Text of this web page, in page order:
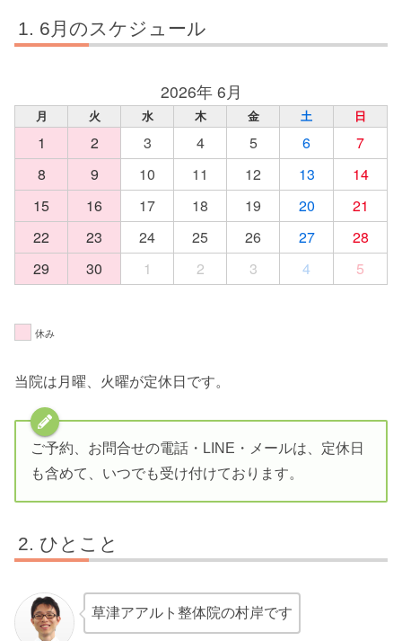
6月のスケジュール
2026年 6月
月 火 水 木 金 土 日
1 2 3 4 5 6
7
8
9 10 11 12 13
14
15
16 17 18 19 20
21
22
23 24 25 26 27
28
29
30 1 2 3 4 5
休み
当院は月曜、火曜が定休日です。
ご予約、お問合せの電話・LINE・メールは、定休日
も含めて、いつでも受け付けております。
ひとこと
草津アアルト整体院の村岸です